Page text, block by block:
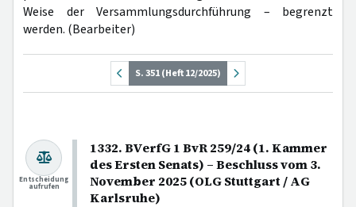
Weise der Versammlungsdurchführung – begrenzt
werden. (Bearbeiter)
S. 351 (Heft 12/2025)
1332. BVerfG 1 BvR 259/24 (1. Kammer
des Ersten Senats) – Beschluss vom 3.
November 2025 (OLG Stuttgart / AG
Karlsruhe)
Entscheidung
aufrufen